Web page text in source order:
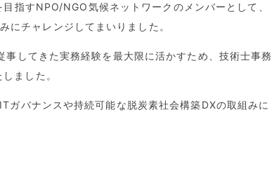
指すNPO/NGO気候ネットワークのメンバーとして、
にチャレンジしてまいりました。
してきた実務経験を最大限に活かすため、技術士事務
ました。
ガバナンスや持続可能な脱炭素社会構築DXの取組みに